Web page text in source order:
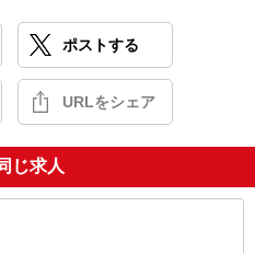
ポストする
URLをシェア
じ求人